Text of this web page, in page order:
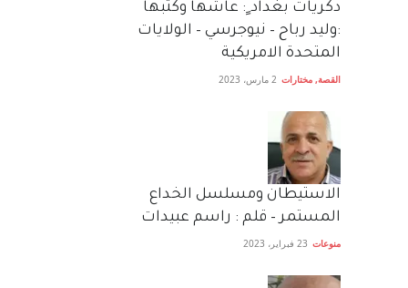
دكريات بغداد ٍ: عاشها وكتبها
:وليد رباح – نيوجرسي – الولايات
المتحدة الامريكية
القصة, مختارات 2 مارس، 2023
الاستيطان ومسلسل الخداع
المستمر – قلم : راسم عبيدات
منوعات 23 فبراير، 2023